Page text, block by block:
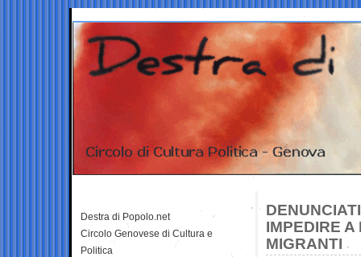
IMPEDIRE
MIGRANTI
Destra di Popolo.net
Circolo Genovese di Cultura e
Politica